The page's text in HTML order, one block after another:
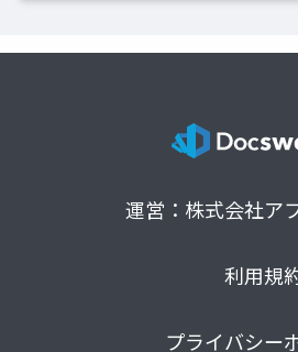
運営：株式会社ア
利用規
プライバシー